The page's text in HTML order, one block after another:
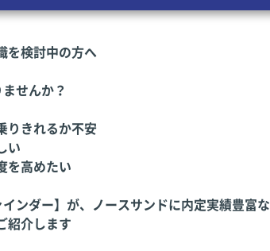
を検討中の方へ
せんか？
りきれるか不安
い
を高めたい
ンダー】が、ノースサンドに内定実績豊富な
紹介します